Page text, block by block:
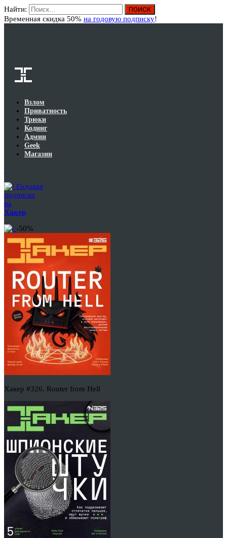
Найти:
Временная скидка 50% на годовую подписку!
Взлом
Приватность
Трюки
Кодинг
Админ
Geek
Магазин
Годовая
подписка
на
Хакер
-50%
Хакер #326. Router from Hell